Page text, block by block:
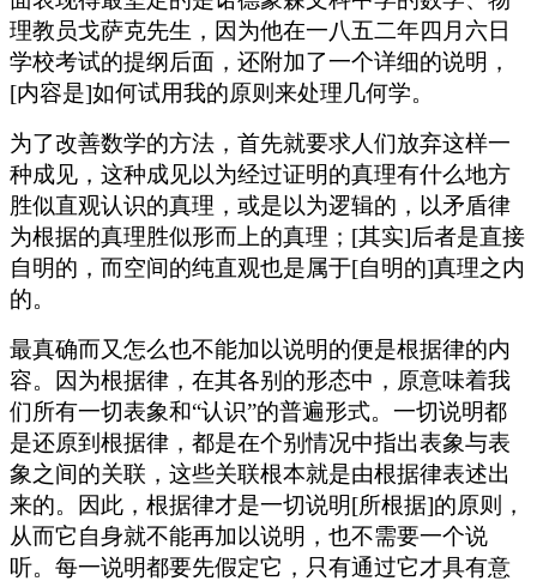
理教员戈萨克先生，因为他在一八五二年四月六日
学校考试的提纲后面，还附加了一个详细的说明，
[内容是]如何试用我的原则来处理几何学。
为了改善数学的方法，首先就要求人们放弃这样一
种成见，这种成见以为经过证明的真理有什么地方
胜似直观认识的真理，或是以为逻辑的，以矛盾律
为根据的真理胜似形而上的真理；[其实]后者是直接
自明的，而空间的纯直观也是属于[自明的]真理之内
的。
最真确而又怎么也不能加以说明的便是根据律的内
容。因为根据律，在其各别的形态中，原意味着我
们所有一切表象和“认识”的普遍形式。一切说明都
是还原到根据律，都是在个别情况中指出表象与表
象之间的关联，这些关联根本就是由根据律表述出
来的。因此，根据律才是一切说明[所根据]的原则，
从而它自身就不能再加以说明，也不需要一个说
听。每一说明都要先假定它，只有通过它才具有意